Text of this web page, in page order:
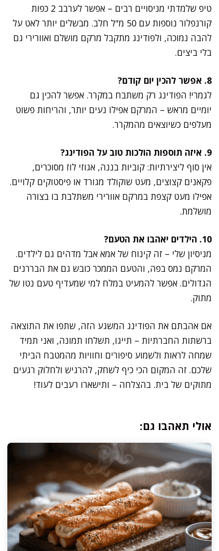
טיפ שלמדתי מניסויים רבים – אפשר לערבב 2 כפות
קורנפלור נוספות עם 50 מ"ל חלב. מבשלים יותר לאט על
להבה נמוכה, ולפודינג מתקבל מרקם מושלם ואוורירי גם
בלי ביצים.
8. אפשר להכין יום קודם?
לגמרי! הפודינג רק משתבח במקרר. אפשר להכין גם
יומיים מראש – המרקם אפילו נעים יותר, והריחות פשוט
מעלפים כשיוצאים מהמקרר.
9. איזה תוספות הולכות טוב על הפודינג?
אין סוף ליצירתיות: קוביות בננה, אגוזי לוז מסוכרים,
פקאנים קצוצים, מעט שוקולד מגורד או פיסטוקים קלויים.
אפילו מעט קצפת במרקם אוורירי משתלבת בו בצורה
מושלמת.
10. הילדים יאהבו את הטעם?
מניסיון שלי – זה קינוח של אמא אבל מדהים גם לילדים.
המרקם נמס בפה, והטעם הממכר כובש גם את הבררנים
הגדולים. אפשר להמעיט במלח למי שמעדיף טעם נטו של
מתוק.
אם אהבתם את הפודינג המשגע הזה, שתפו את התוצאה
ברשתות החברתיות – תייגו, תשלחו תמונה, ואני תמיד
שמחה לראות ולשמוע סיפורים וחוויות מהמטבח הביתי
שלכם. זה המקום הכי כיף לשחק, להרגיש ולחלוק רגעים
מתוקים של בית. בהצלחה – ותישארו רעבים לעוד!
אולי תאהבו גם: